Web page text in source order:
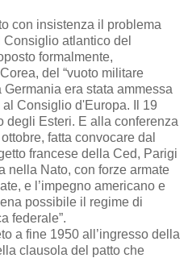
con insistenza il problema
atlantico del
formalmente,
del “vuoto militare
era stata ammessa
Consiglio d'Europa. Il 19
degli Esteri. E alla conferenza
fatta convocare dal
francese della Ced, Parigi
nella Nato, con forze armate
e l’impegno americano e
possibile il regime di
federale”.
a fine 1950 all’ingresso della
clausola del patto che